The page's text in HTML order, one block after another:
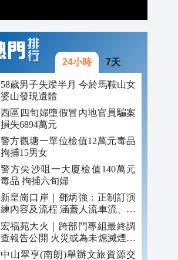
24小時 7天
58歲男子失蹤半月 今於馬鞍山女
婆山發現遺體
西區四旬婦墮假冒內地官員騙案
損失6894萬元
警方觀塘一單位檢值12萬元毒品
拘捕15男女
警方尖沙咀一大廈檢值140萬元
毒品 拘捕六旬婦
新皇崗口岸｜鄧炳強：正制訂演
練內容及流程 涵蓋人流車流、緊
急應變等
宏福苑大火｜跨部門專組最終調
查報告公開 火災或為未熄滅煙頭
引發
中山翠亨(南朗)舉辦文旅資源交